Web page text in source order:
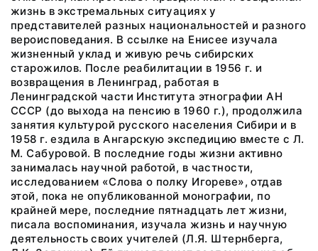
жизнь в экстремальных ситуациях у
представителей разных национальностей и разного
вероисповедания. В ссылке на Енисее изучала
жизненный уклад и живую речь сибирских
старожилов. После реабилитации в 1956 г. и
возвращения в Ленинград, работая в
Ленинградской части Института этнографии АН
СССР (до выхода на пенсию в 1960 г.), продолжила
занятия культурой русского населения Сибири и в
1958 г. ездила в Ангарскую экспедицию вместе с Л.
М. Сабуровой. В последние годы жизни активно
занималась научной работой, в частности,
исследованием «Слова о полку Игореве», отдав
этой, пока не опубликованной монографии, по
крайней мере, последние пятнадцать лет жизни,
писала воспоминания, изучала жизнь и научную
деятельность своих учителей (Л.Я. Штернберга,